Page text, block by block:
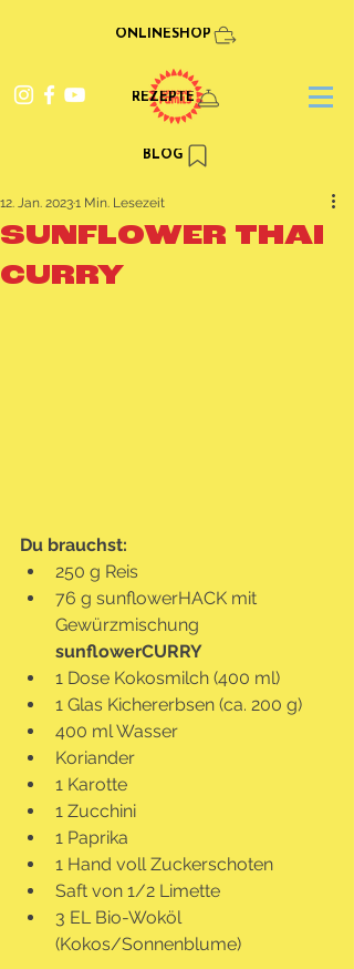
REZEPTE
BLOG
ONLINESHOP
SUNFLOWER THAI
CURRY
12. Jan. 20231 Min. Lesezeit
Du brauchst:
250 g Reis
76 g sunflowerHACK mit
Gewürzmischung
sunflowerCURRY
1 Dose Kokosmilch (400 ml)
1 Glas Kichererbsen (ca. 200 g)
400 ml Wasser
Koriander
1 Karotte
1 Zucchini
1 Paprika
1 Hand voll Zuckerschoten
Saft von 1/2 Limette
3 EL Bio-Woköl
(Kokos/Sonnenblume)